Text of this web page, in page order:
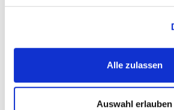
Alle zulassen
Auswahl erlauben